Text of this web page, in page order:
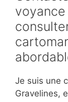
Je suis une
Gravelines,